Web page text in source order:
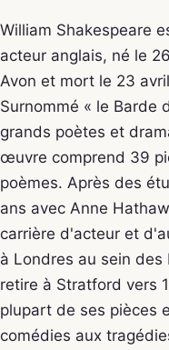
William Shakespeare
acteur anglais, né le
Avon et mort le 23
Surnommé « le Barde
grands poètes et
œuvre comprend 39
poèmes. Après des
ans avec Anne
carrière d'acteur et
à Londres au sein des
retire à Stratford vers
plupart de ses pièces
comédies aux